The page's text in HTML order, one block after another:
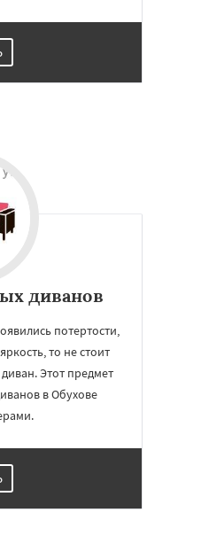
диванов
потертости,
то не стоит
Этот предмет
в Обухове